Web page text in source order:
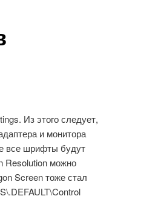
Из этого следует,
и монитора
все шрифты будут
Resolution можно
Screen тоже стал